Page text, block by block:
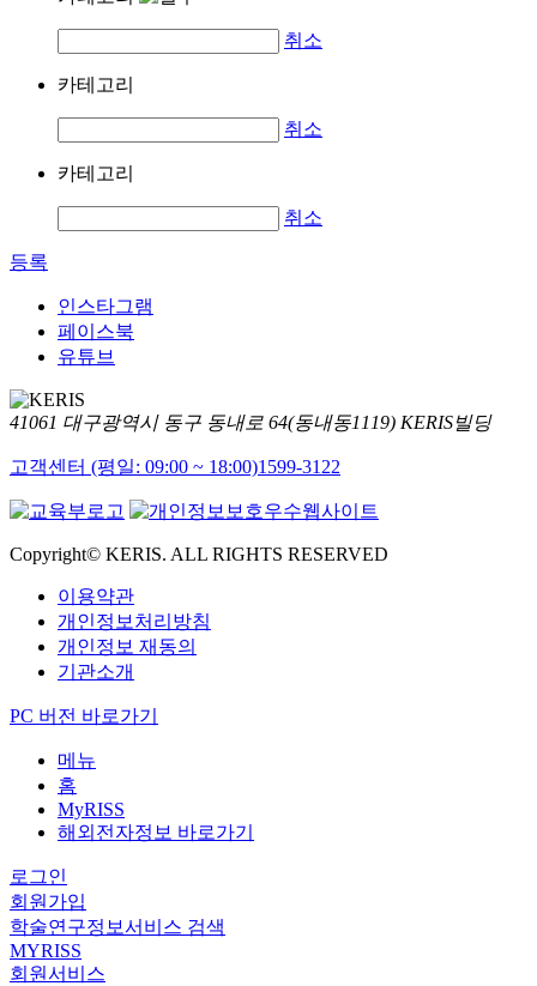
취소
카테고리
취소
카테고리
취소
등록
인스타그램
페이스북
유튜브
41061 대구광역시 동구 동내로 64(동내동1119) KERIS빌딩
고객센터 (평일: 09:00 ~ 18:00)1599-3122
Copyright© KERIS. ALL RIGHTS RESERVED
이용약관
개인정보처리방침
개인정보 재동의
기관소개
PC 버전 바로가기
메뉴
홈
MyRISS
해외전자정보 바로가기
로그인
회원가입
학술연구정보서비스 검색
MYRISS
회원서비스